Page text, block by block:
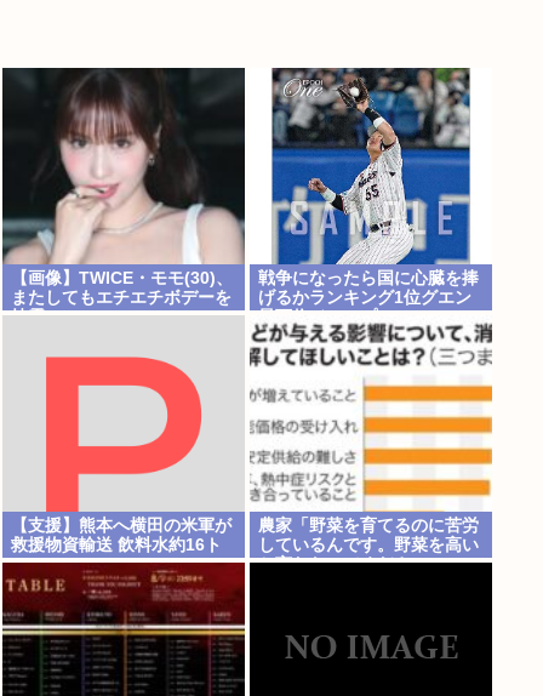
【画像】TWICE・モモ(30)、
またしてもエチエチボデーを
披露www
戦争になったら国に心臓を捧
げるかランキング1位グエン
【支援】熊本へ横田の米軍が
救援物資輸送 飲料水約16ト
ン
農家「野菜を育てるのに苦労
しているんです。野菜を高い
と言わないでください。」